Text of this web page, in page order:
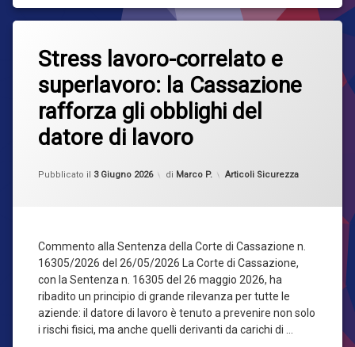
Stress lavoro-correlato e
superlavoro: la Cassazione
rafforza gli obblighi del
datore di lavoro
Pubblicato il 3 Giugno 2026
Aggiornato il 3 Giugno 2026
di Marco P. Categorie:
Articoli Sicurezza
Commento alla Sentenza della Corte di Cassazione n.
16305/2026 del 26/05/2026 La Corte di Cassazione,
con la Sentenza n. 16305 del 26 maggio 2026, ha
ribadito un principio di grande rilevanza per tutte le
aziende: il datore di lavoro è tenuto a prevenire non solo
i rischi fisici, ma anche quelli derivanti da carichi di …
lavoro
Sicurezza
un
commento
su
Stress
lavoro-
correlato
e
Cassazione
datore
di
lavoro